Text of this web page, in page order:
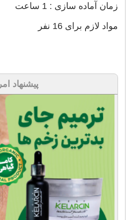
زمان آماده سازی : 1 ساعت
مواد لازم برای 16 نفر
پیشنهاد